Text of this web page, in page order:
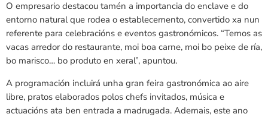
O empresario destacou tamén a importancia do enclave e do
entorno natural que rodea o establecemento, convertido xa nun
referente para celebracións e eventos gastronómicos. “Temos as
vacas arredor do restaurante, moi boa carne, moi bo peixe de ría,
bo marisco… bo produto en xeral”, apuntou.
A programación incluirá unha gran feira gastronómica ao aire
libre, pratos elaborados polos chefs invitados, música e
actuacións ata ben entrada a madrugada. Ademais, este ano